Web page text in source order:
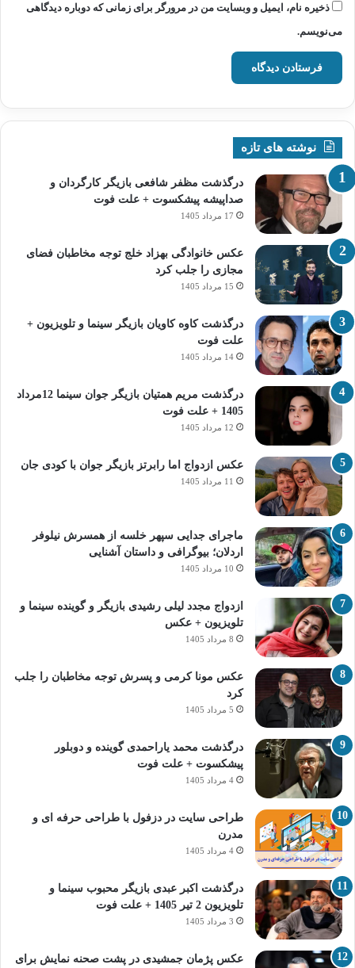
ذخیره نام، ایمیل و وبسایت من در مرورگر برای زمانی که دوباره دیدگاهی
می‌نویسم.
نوشته های تازه
درگذشت مظفر شافعی بازیگر کارگردان و
صداپیشه پیشکسوت + علت فوت
17 مرداد 1405
عکس خانوادگی بهزاد خلج توجه مخاطبان فضای
مجازی را جلب کرد
15 مرداد 1405
درگذشت کاوه کاویان بازیگر سینما و تلویزیون +
علت فوت
14 مرداد 1405
درگذشت مریم همتیان بازیگر جوان سینما 12مرداد
1405 + علت فوت
12 مرداد 1405
عکس ازدواج اما رابرتز بازیگر جوان با کودی جان
11 مرداد 1405
ماجرای جدایی سپهر خلسه از همسرش نیلوفر
اردلان؛ بیوگرافی و داستان آشنایی
10 مرداد 1405
ازدواج مجدد لیلی رشیدی بازیگر و گوینده سینما و
تلویزیون + عکس
8 مرداد 1405
عکس مونا کرمی و پسرش توجه مخاطبان را جلب
کرد
5 مرداد 1405
درگذشت محمد یاراحمدی گوینده و دوبلور
پیشکسوت + علت فوت
4 مرداد 1405
طراحی سایت در دزفول با طراحی حرفه‌ ای و
مدرن
4 مرداد 1405
درگذشت اکبر عبدی بازیگر محبوب سینما و
تلویزیون 2 تیر 1405 + علت فوت
3 مرداد 1405
عکس پژمان جمشیدی در پشت صحنه نمایش برای